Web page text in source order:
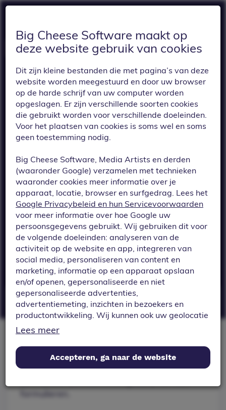
TERUG
Formulieren:
locatieveld. Voeg
eenvoudig een
locatie (latitude &
longitude) toe aan
formulieren.
Formulieren: locatieveld. Voeg eenvoudig
Formulieren: locatieveld. Voeg eenvoudig
Big Cheese Software maakt op
deze website gebruik van cookies
Dit zijn kleine bestanden die met pagina’s van deze
website worden meegestuurd en door uw browser
op de harde schrijf van uw computer worden
opgeslagen. Er zijn verschillende soorten cookies
die gebruikt worden voor verschillende doeleinden.
Voor het plaatsen van cookies is soms wel en soms
geen toestemming nodig.
Big Cheese Software, Media Artists en derden
(waaronder Google) verzamelen met technieken
waaronder cookies meer informatie over je
apparaat, locatie, browser en surfgedrag. Lees het
Google Privacybeleid en hun Servicevoorwaarden
voor meer informatie over hoe Google uw
persoonsgegevens gebruikt. Wij gebruiken dit voor
de volgende doeleinden: analyseren van de
activiteit op de website en app, integreren van
social media, personaliseren van content en
marketing, informatie op een apparaat opslaan
en/of openen, gepersonaliseerde en niet
gepersonaliseerde advertenties,
advertentiemeting, inzichten in bezoekers en
productontwikkeling. Wij kunnen ook uw geolocatie
gegevens gebruiken, indien u hier toestemming
voor geeft.
Als u meer wilt weten over de cookies die wij
gebruiken, de gegevens die daarmee verzameld
Lees meer
Accepteren, ga naar de website